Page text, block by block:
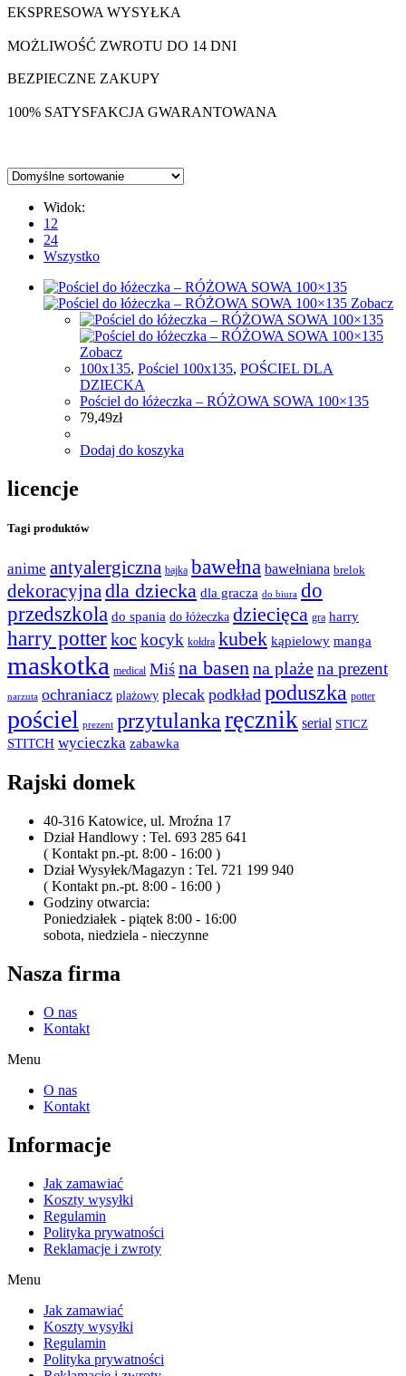
EKSPRESOWA WYSYŁKA
MOŻLIWOŚĆ ZWROTU DO 14 DNI
BEZPIECZNE ZAKUPY
100% SATYSFAKCJA GWARANTOWANA
Widok:
12
24
Wszystko
Zobacz
Zobacz
100x135, Pościel 100x135, POŚCIEL DLA
DZIECKA
Pościel do łóżeczka – RÓŻOWA SOWA 100×135
79,49zł
Dodaj do koszyka
licencje
Tagi produktów
anime antyalergiczna bajka bawełna bawełniana brelok
dekoracyjna dla dziecka dla gracza do biura do
przedszkola do spania do łóżeczka dziecięca gra harry
harry potterkoc kocyk kołdra kubek kąpielowy manga
maskotka medical Miś na basenna plażena prezent
narzuta ochraniacz plażowy plecak podkład poduszka potter
pościel prezent przytulankaręcznik serial STICZ
STITCH wycieczka zabawka
Rajski domek
40-316 Katowice, ul. Mroźna 17
Dział Handlowy : Tel. 693 285 641
( Kontakt pn.-pt. 8:00 - 16:00 )
Dział Wysyłek/Magazyn : Tel. 721 199 940
( Kontakt pn.-pt. 8:00 - 16:00 )
Godziny otwarcia:
Poniedziałek - piątek 8:00 - 16:00
sobota, niedziela - nieczynne
Nasza firma
O nas
Kontakt
Menu
O nas
Kontakt
Informacje
Jak zamawiać
Koszty wysyłki
Regulamin
Polityka prywatności
Reklamacje i zwroty
Menu
Jak zamawiać
Koszty wysyłki
Regulamin
Polityka prywatności